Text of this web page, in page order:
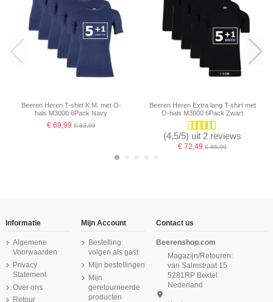
Beeren Heren T-shirt K.M. met O-
hals M3000 6Pack Navy
€ 69,99€ 83,99
Beeren Heren Extra lang T-shirt met
O-hals M3000 6Pack Zwart
(4,5/5) uit 2 reviews
€ 72,49€ 86,99
Informatie
Algemene
Voorwaarden
Privacy
Statement
Over ons
Retour
Mijn Account
Bestelling
volgen als gast
Mijn bestellingen
Mijn
geretourneerde
producten
Contact us
Beerenshop.com
Magazijn/Retouren:
van Salmstraat 15
5281RP Boxtel
Nederland